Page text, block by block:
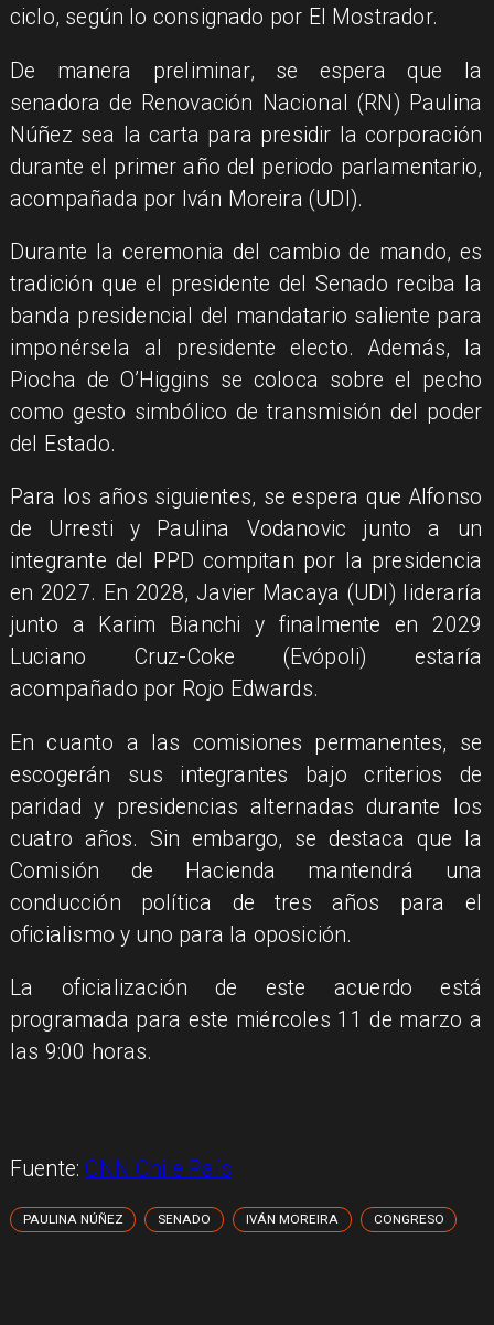
ciclo, según lo consignado por El Mostrador.
De manera preliminar, se espera que la
senadora de Renovación Nacional (RN) Paulina
Núñez sea la carta para presidir la corporación
durante el primer año del periodo parlamentario,
acompañada por Iván Moreira (UDI).
Durante la ceremonia del cambio de mando, es
tradición que el presidente del Senado reciba la
banda presidencial del mandatario saliente para
imponérsela al presidente electo. Además, la
Piocha de O’Higgins se coloca sobre el pecho
como gesto simbólico de transmisión del poder
del Estado.
Para los años siguientes, se espera que Alfonso
de Urresti y Paulina Vodanovic junto a un
integrante del PPD compitan por la presidencia
en 2027. En 2028, Javier Macaya (UDI) lideraría
junto a Karim Bianchi y finalmente en 2029
Luciano Cruz-Coke (Evópoli) estaría
acompañado por Rojo Edwards.
En cuanto a las comisiones permanentes, se
escogerán sus integrantes bajo criterios de
paridad y presidencias alternadas durante los
cuatro años. Sin embargo, se destaca que la
Comisión de Hacienda mantendrá una
conducción política de tres años para el
oficialismo y uno para la oposición.
La oficialización de este acuerdo está
programada para este miércoles 11 de marzo a
las 9:00 horas.
Fuente:CNN Chile País
PAULINA NÚÑEZ SENADO IVÁN MOREIRA CONGRESO